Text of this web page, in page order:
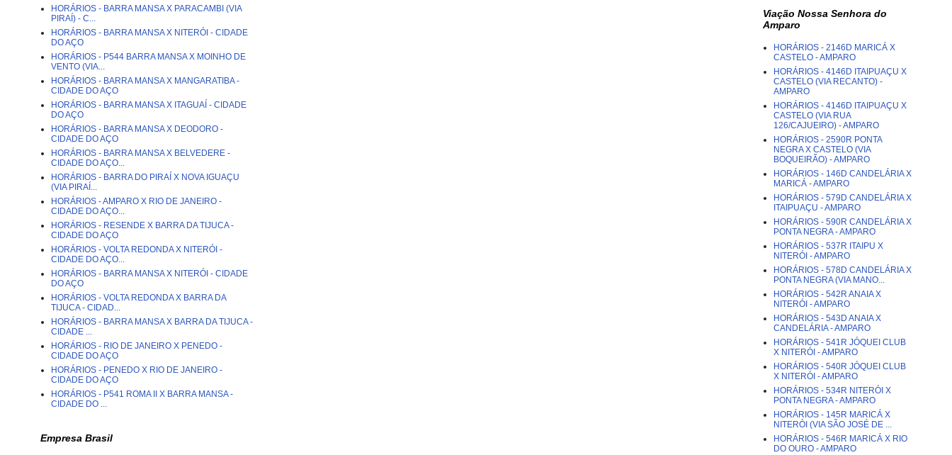
HORÁRIOS - BARRA MANSA X PARACAMBI (VIA
PIRAÍ) - C...
HORÁRIOS - BARRA MANSA X NITERÓI - CIDADE
DO AÇO
HORÁRIOS - P544 BARRA MANSA X MOINHO DE
VENTO (VIA...
HORÁRIOS - BARRA MANSA X MANGARATIBA -
CIDADE DO AÇO
HORÁRIOS - BARRA MANSA X ITAGUAÍ - CIDADE
DO AÇO
HORÁRIOS - BARRA MANSA X DEODORO -
CIDADE DO AÇO
HORÁRIOS - BARRA MANSA X BELVEDERE -
CIDADE DO AÇO...
HORÁRIOS - BARRA DO PIRAÍ X NOVA IGUAÇU
(VIA PIRAÍ...
HORÁRIOS - AMPARO X RIO DE JANEIRO -
CIDADE DO AÇO...
HORÁRIOS - RESENDE X BARRA DA TIJUCA -
CIDADE DO AÇO
HORÁRIOS - VOLTA REDONDA X NITERÓI -
CIDADE DO AÇO...
HORÁRIOS - BARRA MANSA X NITERÓI - CIDADE
DO AÇO
HORÁRIOS - VOLTA REDONDA X BARRA DA
TIJUCA - CIDAD...
HORÁRIOS - BARRA MANSA X BARRA DA TIJUCA -
CIDADE ...
HORÁRIOS - RIO DE JANEIRO X PENEDO -
CIDADE DO AÇO
HORÁRIOS - PENEDO X RIO DE JANEIRO -
CIDADE DO AÇO
HORÁRIOS - P541 ROMA II X BARRA MANSA -
CIDADE DO ...
Empresa Brasil
Viação Nossa Senhora do
Amparo
HORÁRIOS - 2146D MARICÁ X
CASTELO - AMPARO
HORÁRIOS - 4146D ITAIPUAÇU X
CASTELO (VIA RECANTO) -
AMPARO
HORÁRIOS - 4146D ITAIPUAÇU X
CASTELO (VIA RUA
126/CAJUEIRO) - AMPARO
HORÁRIOS - 2590R PONTA
NEGRA X CASTELO (VIA
BOQUEIRÃO) - AMPARO
HORÁRIOS - 146D CANDELÁRIA X
MARICÁ - AMPARO
HORÁRIOS - 579D CANDELÁRIA X
ITAIPUAÇU - AMPARO
HORÁRIOS - 590R CANDELÁRIA X
PONTA NEGRA - AMPARO
HORÁRIOS - 537R ITAIPU X
NITERÓI - AMPARO
HORÁRIOS - 578D CANDELÁRIA X
PONTA NEGRA (VIA MANO...
HORÁRIOS - 542R ANAIA X
NITERÓI - AMPARO
HORÁRIOS - 543D ANAIA X
CANDELÁRIA - AMPARO
HORÁRIOS - 541R JÓQUEI CLUB
X NITERÓI - AMPARO
HORÁRIOS - 540R JÓQUEI CLUB
X NITERÓI - AMPARO
HORÁRIOS - 534R NITERÓI X
PONTA NEGRA - AMPARO
HORÁRIOS - 145R MARICÁ X
NITERÓI (VIA SÃO JOSÉ DE ...
HORÁRIOS - 546R MARICÁ X RIO
DO OURO - AMPARO